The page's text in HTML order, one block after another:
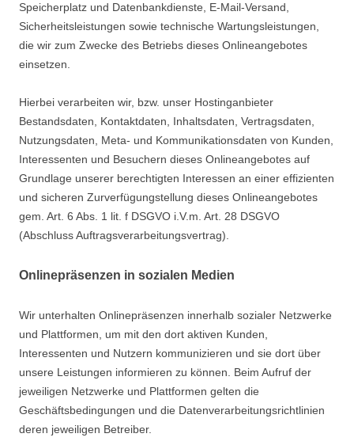
Speicherplatz und Datenbankdienste, E-Mail-Versand,
Sicherheitsleistungen sowie technische Wartungsleistungen,
die wir zum Zwecke des Betriebs dieses Onlineangebotes
einsetzen.
Hierbei verarbeiten wir, bzw. unser Hostinganbieter
Bestandsdaten, Kontaktdaten, Inhaltsdaten, Vertragsdaten,
Nutzungsdaten, Meta- und Kommunikationsdaten von Kunden,
Interessenten und Besuchern dieses Onlineangebotes auf
Grundlage unserer berechtigten Interessen an einer effizienten
und sicheren Zurverfügungstellung dieses Onlineangebotes
gem. Art. 6 Abs. 1 lit. f DSGVO i.V.m. Art. 28 DSGVO
(Abschluss Auftragsverarbeitungsvertrag).
Onlinepräsenzen in sozialen Medien
Wir unterhalten Onlinepräsenzen innerhalb sozialer Netzwerke
und Plattformen, um mit den dort aktiven Kunden,
Interessenten und Nutzern kommunizieren und sie dort über
unsere Leistungen informieren zu können. Beim Aufruf der
jeweiligen Netzwerke und Plattformen gelten die
Geschäftsbedingungen und die Datenverarbeitungsrichtlinien
deren jeweiligen Betreiber.